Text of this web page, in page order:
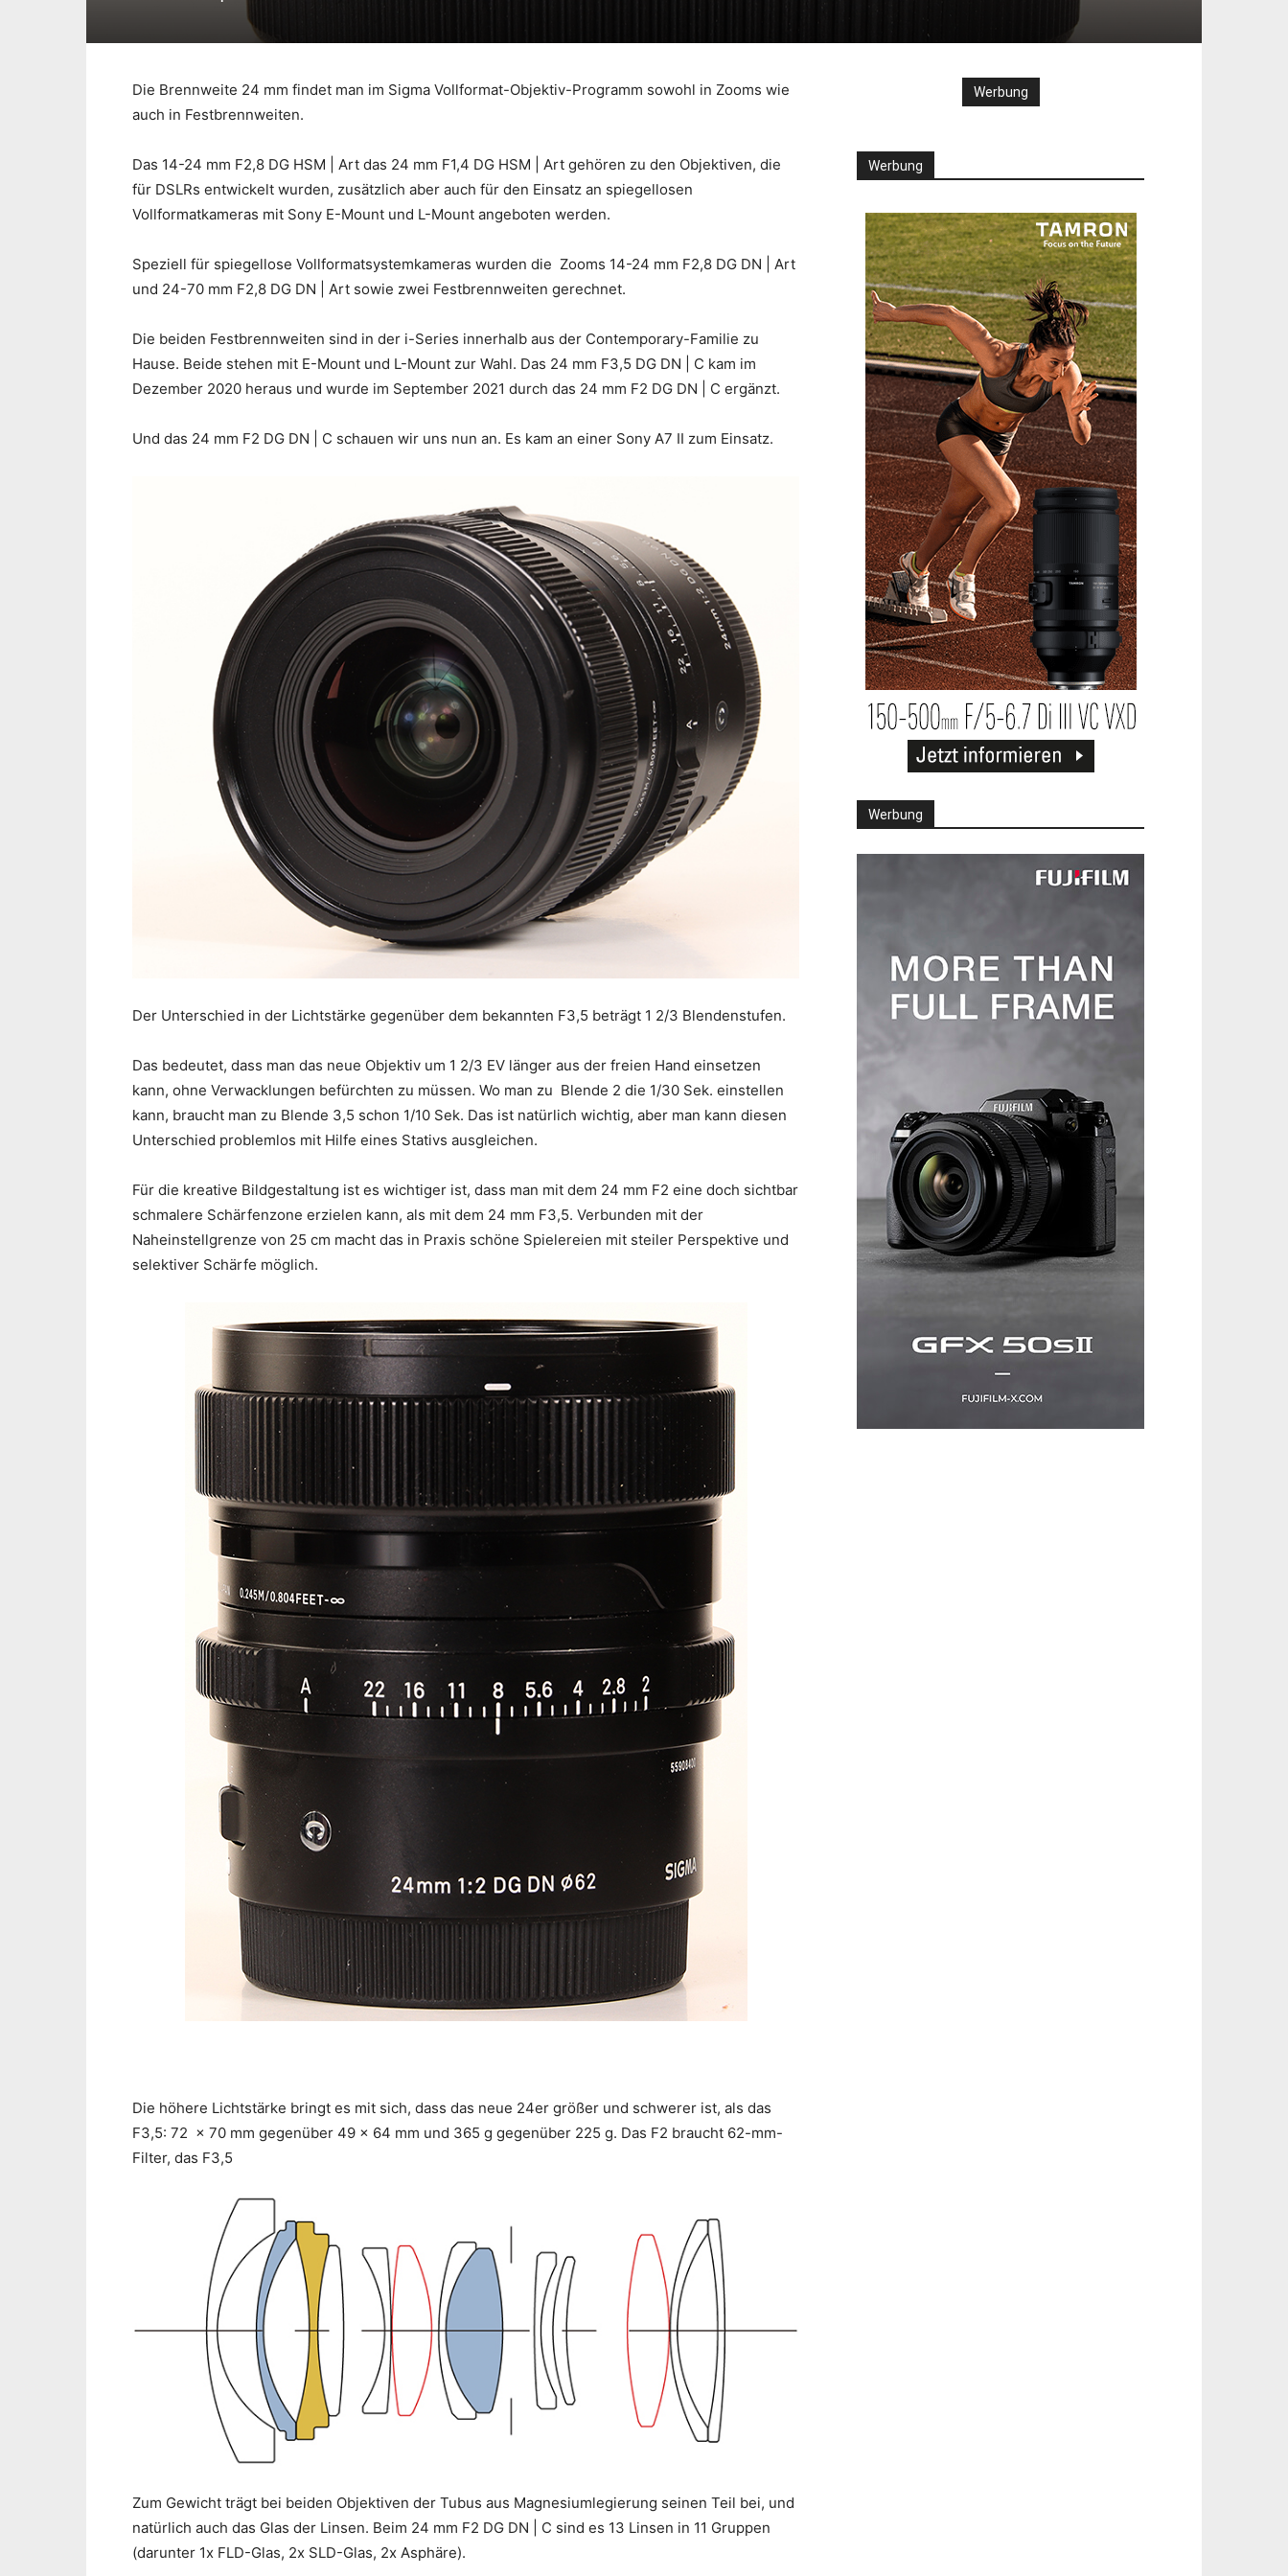
Die Brennweite 24 mm findet man im Sigma Vollformat-Objektiv-Programm sowohl in Zooms wie
auch in Festbrennweiten.
Das 14-24 mm F2,8 DG HSM | Art das 24 mm F1,4 DG HSM | Art gehören zu den Objektiven, die
für DSLRs entwickelt wurden, zusätzlich aber auch für den Einsatz an spiegellosen
Vollformatkameras mit Sony E-Mount und L-Mount angeboten werden.
Speziell für spiegellose Vollformatsystemkameras wurden die Zooms 14-24 mm F2,8 DG DN | Art
und 24-70 mm F2,8 DG DN | Art sowie zwei Festbrennweiten gerechnet.
Die beiden Festbrennweiten sind in der i-Series innerhalb aus der Contemporary-Familie zu
Hause. Beide stehen mit E-Mount und L-Mount zur Wahl. Das 24 mm F3,5 DG DN | C kam im
Dezember 2020 heraus und wurde im September 2021 durch das 24 mm F2 DG DN | C ergänzt.
Und das 24 mm F2 DG DN | C schauen wir uns nun an. Es kam an einer Sony A7 II zum Einsatz.
Der Unterschied in der Lichtstärke gegenüber dem bekannten F3,5 beträgt 1 2/3 Blendenstufen.
Das bedeutet, dass man das neue Objektiv um 1 2/3 EV länger aus der freien Hand einsetzen
kann, ohne Verwacklungen befürchten zu müssen. Wo man zu Blende 2 die 1/30 Sek. einstellen
kann, braucht man zu Blende 3,5 schon 1/10 Sek. Das ist natürlich wichtig, aber man kann diesen
Unterschied problemlos mit Hilfe eines Stativs ausgleichen.
Für die kreative Bildgestaltung ist es wichtiger ist, dass man mit dem 24 mm F2 eine doch sichtbar
schmalere Schärfenzone erzielen kann, als mit dem 24 mm F3,5. Verbunden mit der
Naheinstellgrenze von 25 cm macht das in Praxis schöne Spielereien mit steiler Perspektive und
selektiver Schärfe möglich.
Die höhere Lichtstärke bringt es mit sich, dass das neue 24er größer und schwerer ist, als das
F3,5: 72 x 70 mm gegenüber 49 x 64 mm und 365 g gegenüber 225 g. Das F2 braucht 62-mm-
Filter, das F3,5
Zum Gewicht trägt bei beiden Objektiven der Tubus aus Magnesiumlegierung seinen Teil bei, und
natürlich auch das Glas der Linsen. Beim 24 mm F2 DG DN | C sind es 13 Linsen in 11 Gruppen
(darunter 1x FLD-Glas, 2x SLD-Glas, 2x Asphäre).
Werbung
Werbung
Werbung